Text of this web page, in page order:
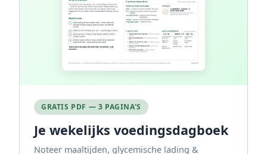
GRATIS PDF — 3 PAGINA'S
Je wekelijks voedingsdagboek
Noteer maaltijden, glycemische lading &